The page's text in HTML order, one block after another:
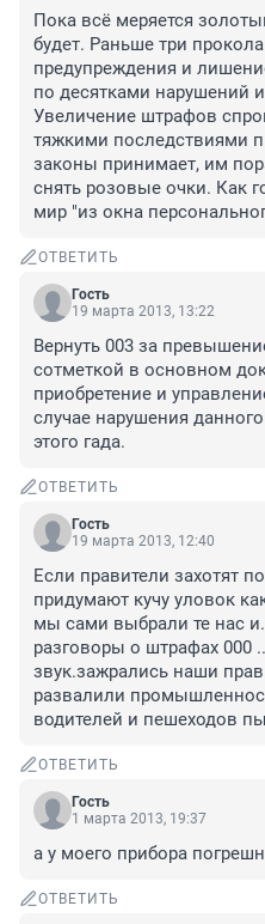
Пока всё меряется
будет. Раньше три
предупреждения и
по десятками нарушений
Увеличение штрафов
тяжкими последствиями
законы принимает, им
снять розовые очки. Как
мир "из окна
ОТВЕТИТЬ
Гость
19 марта 2013, 13:22
Вернуть 003 за
сотметкой в основном
приобретение и
случае нарушения
этого гада.
ОТВЕТИТЬ
Гость
19 марта 2013, 12:40
Если правители захотят
придумают кучу уловок
мы сами выбрали те нас
разговоры о штрафах 000
звук.зажрались наши
развалили
водителей и пешеходов
ОТВЕТИТЬ
Гость
1 марта 2013, 19:37
а у моего прибора
ОТВЕТИТЬ